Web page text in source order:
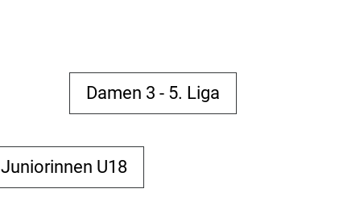
Damen 3 - 5. Liga
Juniorinnen U18